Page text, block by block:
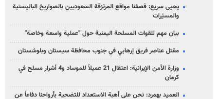
يحيى سريع: قصفنا مواقع المرتزقة السعوديين بالصواريخ الباليستية
والمسيّرات
بيان مهم للقوات المسلحة اليمنية حول "عملية واسعة وخاصة"
مقتل عناصر فريق إرهابي في جنوب محافظة سيستان وبلوشستان
وزارة الأمن الإيرانية: اعتقال 21 عميلاً للموساد و4 أشرار مسلح في
كرمان
العميد بهمرد: نحن على أهبة الاستعداد للتضحية بأرواحنا دفاعاً عن